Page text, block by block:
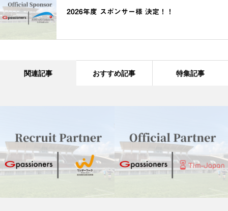
2026年度 スポンサー様 決定！！
関連記事 おすすめ記事 特集記事